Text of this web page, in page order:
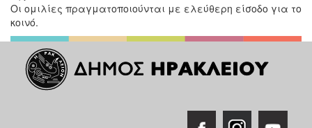
Οι ομιλίες πραγματοποιούνται με ελεύθερη είσοδο για το
κοινό.